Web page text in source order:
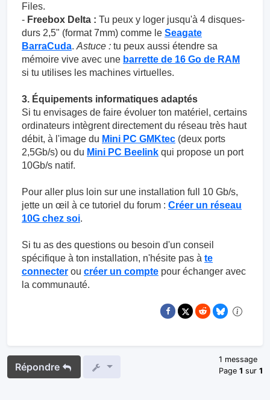
Files.
- Freebox Delta : Tu peux y loger jusqu'à 4 disques-
durs 2,5" (format 7mm) comme le Seagate
BarraCuda. Astuce : tu peux aussi étendre sa
mémoire vive avec une barrette de 16 Go de RAM
si tu utilises les machines virtuelles.
3. Équipements informatiques adaptés
Si tu envisages de faire évoluer ton matériel, certains
ordinateurs intègrent directement du réseau très haut
débit, à l'image du Mini PC GMKtec (deux ports
2,5Gb/s) ou du Mini PC Beelink qui propose un port
10Gb/s natif.
Pour aller plus loin sur une installation full 10 Gb/s,
jette un œil à ce tutoriel du forum : Créer un réseau
10G chez soi.
Si tu as des questions ou besoin d'un conseil
spécifique à ton installation, n'hésite pas à te
connecter ou créer un compte pour échanger avec
la communauté.
Répondre
1 message
Page 1 sur 1